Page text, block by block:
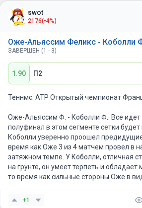
swot
2176(-4%)
Оже-Альяссим Феликс - Коболли
ЗАВЕРШЕН (1 - 3)
1.90 П2
Теннмс. АТР Открытый чемпионат
Оже-Альяссим Ф. - Коболли Ф.. Все идет
полуфинал в этом сегменте сетки будет
Коболли уверенно проошел
время как Оже 3 из 4 матчем провел в
затяжном темпе. У Коболли, отличная
на грунте, он умеет терпеть и
то время как сильные стороны Оже в
Думаю сегодня итальянец сможет
+1